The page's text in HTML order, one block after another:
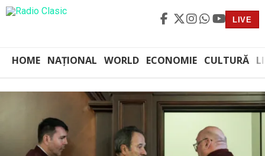
LIVE
HOME NAȚIONAL WORLD ECONOMIE CULTURĂ